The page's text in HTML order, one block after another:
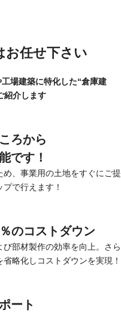
お任せ下さい
場建築に特化した“倉庫建
紹介します
ろから
です！
、事業用の土地をすぐにご提
で行えます！
のコストダウン
部材製作の効率を向上。さら
略化しコストダウンを実現！
ート